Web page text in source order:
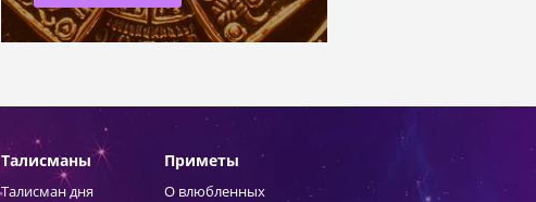
Талисманы
Талисман дня
Приметы
О влюбленных